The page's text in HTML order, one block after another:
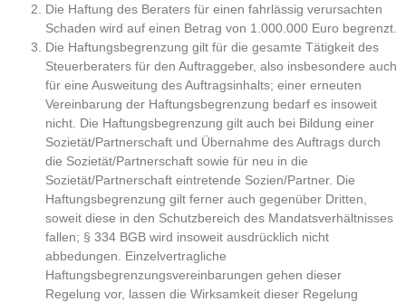
Die Haftung des Beraters für einen fahrlässig verursachten
Schaden wird auf einen Betrag von 1.000.000 Euro begrenzt.
Die Haftungsbegrenzung gilt für die gesamte Tätigkeit des
Steuerberaters für den Auftraggeber, also insbesondere auch
für eine Ausweitung des Auftragsinhalts; einer erneuten
Vereinbarung der Haftungsbegrenzung bedarf es insoweit
nicht. Die Haftungsbegrenzung gilt auch bei Bildung einer
Sozietät/Partnerschaft und Übernahme des Auftrags durch
die Sozietät/Partnerschaft sowie für neu in die
Sozietät/Partnerschaft eintretende Sozien/Partner. Die
Haftungsbegrenzung gilt ferner auch gegenüber Dritten,
soweit diese in den Schutzbereich des Mandatsverhältnisses
fallen; § 334 BGB wird insoweit ausdrücklich nicht
abbedungen. Einzelvertragliche
Haftungsbegrenzungsvereinbarungen gehen dieser
Regelung vor, lassen die Wirksamkeit dieser Regelung